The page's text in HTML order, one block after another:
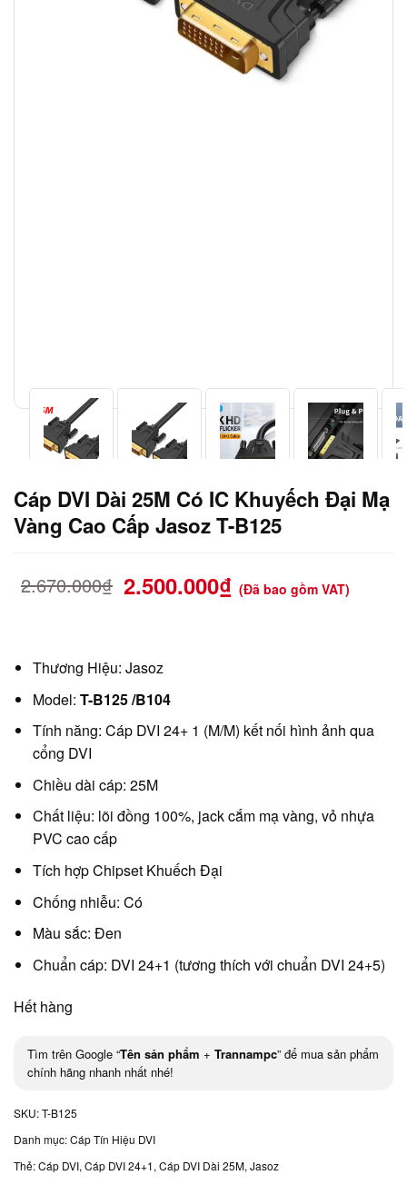
Cáp DVI Dài 25M Có IC Khuyếch Đại Mạ
Vàng Cao Cấp Jasoz T-B125
2.670.000₫ 2.500.000₫ (Đã bao gồm VAT)
Thương Hiệu: Jasoz
Model: T-B125 /B104
Tính năng: Cáp DVI 24+ 1 (M/M) kết nối hình ảnh qua
cổng DVI
Chiều dài cáp: 25M
Chất liệu: lõi đồng 100%, jack cắm mạ vàng, vỏ nhựa
PVC cao cấp
Tích hợp Chipset Khuếch Đại
Chống nhiễu: Có
Màu sắc: Đen
Chuẩn cáp: DVI 24+1 (tương thích với chuẩn DVI 24+5)
Hết hàng
Tìm trên Google “Tên sản phẩm + Trannampc” để mua sản phẩm
chính hãng nhanh nhất nhé!
SKU:T-B125
Danh mục:Cáp Tín Hiệu DVI
Thẻ:Cáp DVI, Cáp DVI 24+1, Cáp DVI Dài 25M, Jasoz